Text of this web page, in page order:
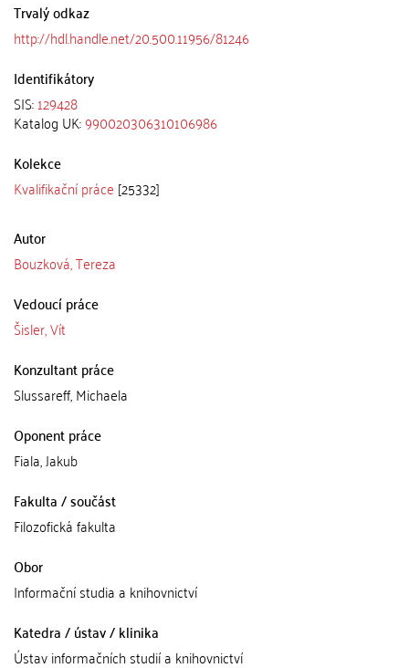
Trvalý odkaz
http://hdl.handle.net/20.500.11956/81246
Identifikátory
SIS:129428
Katalog UK:990020306310106986
Kolekce
Kvalifikační práce [25332]
Autor
Bouzková, Tereza
Vedoucí práce
Šisler, Vít
Konzultant práce
Slussareff, Michaela
Oponent práce
Fiala, Jakub
Fakulta / součást
Filozofická fakulta
Obor
Informační studia a knihovnictví
Katedra / ústav / klinika
Ústav informačních studií a knihovnictví